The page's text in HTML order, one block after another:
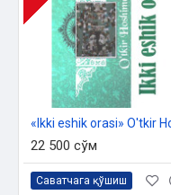
22 500 сўм
Саватчага қўшиш